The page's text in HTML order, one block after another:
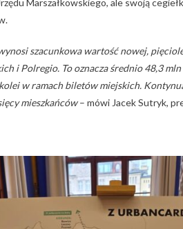
szacunkowa wartość nowej,
i Polregio. To oznacza średnio 48,3
w ramach biletów miejskich.
mieszkańców– mówi Jacek Sutryk,